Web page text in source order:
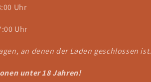
Uhr
Uhr
an denen der Laden geschlossen ist.
unter 18 Jahren!